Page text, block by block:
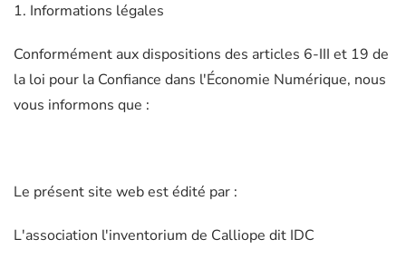
1. Informations légales
Conformément aux dispositions des articles 6-III et 19 de
la loi pour la Confiance dans l'Économie Numérique, nous
vous informons que :
Le présent site web est édité par :
L'association l'inventorium de Calliope dit IDC